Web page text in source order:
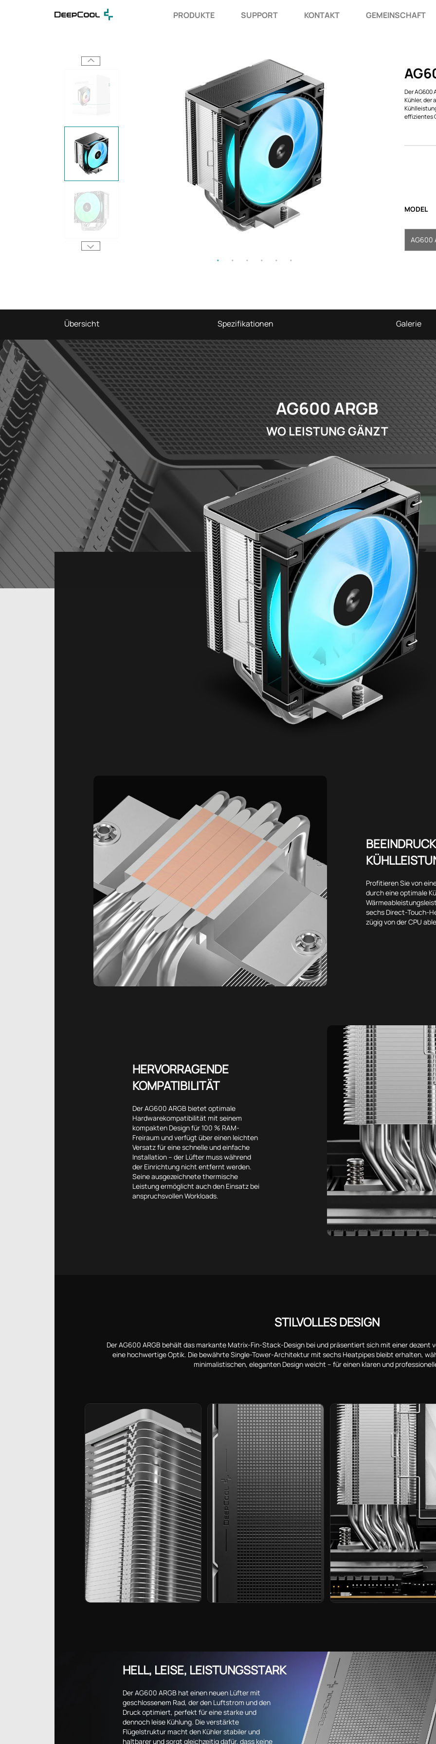
PRODUKTE SUPPORT KONTAKT GEMEINSCHAFT
Der AG600
Kühler, der
effizientes
MODEL
AG600
Übersicht Spezifikationen Galerie
AG600 ARGB
WO LEISTUNG GÄNZT
Profitieren Sie von
durch eine optimale
sechs Direct-Touch-
zügig von der CPU
HERVORRAGENDE
KOMPATIBILITÄT
Der AG600 ARGB bietet optimale
Hardwarekompatibilität mit seinem
kompakten Design für 100 % RAM-
Freiraum und verfügt über einen leichten
Versatz für eine schnelle und einfache
Installation – der Lüfter muss während
der Einrichtung nicht entfernt werden.
Seine ausgezeichnete thermische
Leistung ermöglicht auch den Einsatz bei
anspruchsvollen Workloads.
STILVOLLES DESIGN
Der AG600 ARGB behält das markante Matrix-Fin-Stack-Design bei und präsentiert sich mit einer dezent
eine hochwertige Optik. Die bewährte Single-Tower-Architektur mit sechs Heatpipes bleibt erhalten,
minimalistischen, eleganten Design weicht – für einen klaren und
HELL, LEISE, LEISTUNGSSTARK
Der AG600 ARGB hat einen neuen Lüfter mit
geschlossenem Rad, der den Luftstrom und den
Druck optimiert, perfekt für eine starke und
dennoch leise Kühlung. Die verstärkte
Flügelstruktur macht den Kühler stabiler und
haltbarer und sorgt gleichzeitig dafür, dass keine